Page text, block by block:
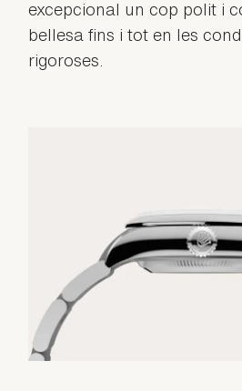
excepcional un cop polit i
bellesa fins i tot en les
rigoroses.